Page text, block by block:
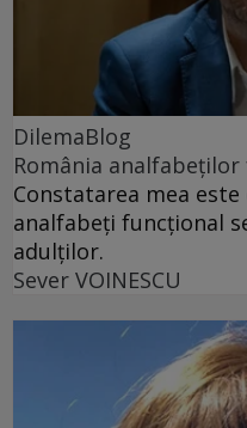
DilemaBlog
România
Constatarea mea
analfabeți funcțional
adulților.
Sever VOINESCU